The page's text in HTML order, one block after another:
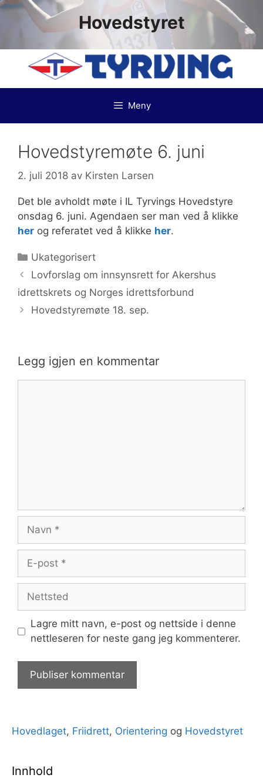
Hopp
Hovedstyret
Meny
Hovedstyremøte 6. juni
2. juli 2018 av Kirsten Larsen
Det ble avholdt møte i IL Tyrvings Hovedstyre
onsdag 6. juni. Agendaen ser man ved å klikke
her og referatet ved å klikke her.
Kategorier
Ukategorisert
Lovforslag om innsynsrett for Akershus
idrettskrets og Norges idrettsforbund
Hovedstyremøte 18. sep.
Legg igjen en kommentar
Navn
Nettsted
Lagre mitt navn, e-post og nettside i denne
nettleseren for neste gang jeg kommenterer.
Hovedlaget, Friidrett, Orientering og Hovedstyret
Innhold